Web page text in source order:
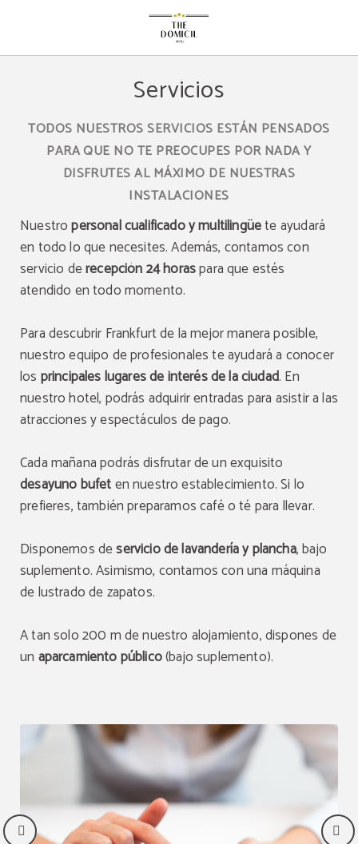
Servicios
TODOS NUESTROS SERVICIOS ESTÁN PENSADOS
PARA QUE NO TE PREOCUPES POR NADA Y
DISFRUTES AL MÁXIMO DE NUESTRAS
INSTALACIONES
Nuestropersonal cualificado y multilingüete ayudará
en todo lo que necesites. Además, contamos con
servicio derecepción 24 horaspara que estés
atendido en todo momento.
Para descubrir Frankfurt de la mejor manera posible,
nuestro equipo de profesionales te ayudará a conocer
los principales lugares de interésde la ciudad. En
nuestro hotel, podrás adquirir entradas para asistir a las
atracciones y espectáculos de pago.
Cada mañana podrás disfrutar de un exquisito
desayuno bufeten nuestro establecimiento. Si lo
prefieres, también preparamos café o té para llevar.
Disponemos deservicio de lavandería y plancha, bajo
suplemento. Asimismo, contamos con una máquina
de lustrado de zapatos.
A tan solo 200 m de nuestro alojamiento, dispones de
un aparcamiento público(bajo suplemento).